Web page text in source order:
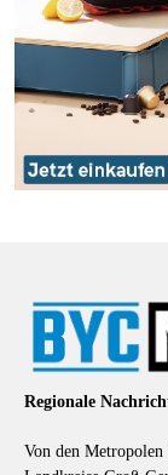
Regionale
Von den